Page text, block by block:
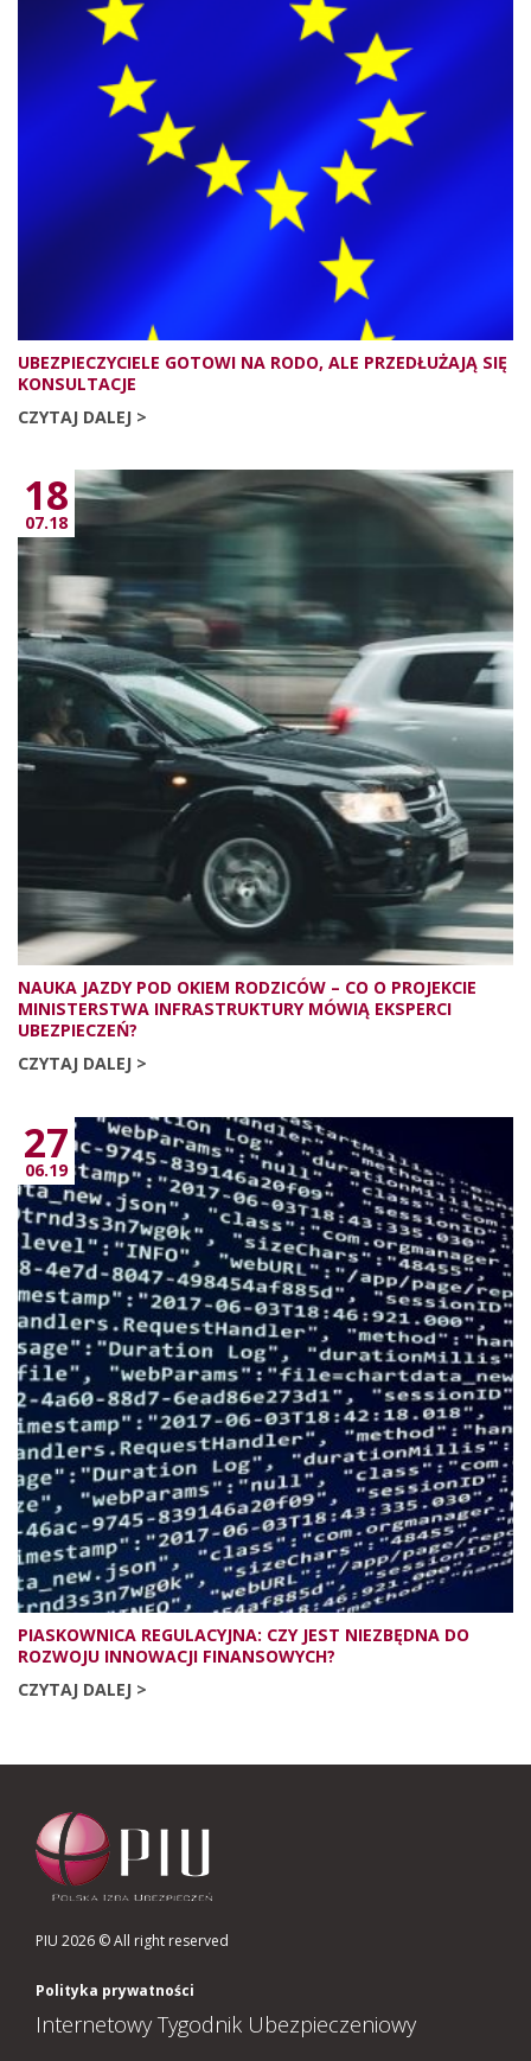
UBEZPIECZYCIELE GOTOWI NA RODO, ALE PRZEDŁUŻAJĄ SIĘ
KONSULTACJE
CZYTAJ DALEJ >
18
07.18
NAUKA JAZDY POD OKIEM RODZICÓW – CO O PROJEKCIE
MINISTERSTWA INFRASTRUKTURY MÓWIĄ EKSPERCI
UBEZPIECZEŃ?
CZYTAJ DALEJ >
27
06.19
PIASKOWNICA REGULACYJNA: CZY JEST NIEZBĘDNA DO
ROZWOJU INNOWACJI FINANSOWYCH?
CZYTAJ DALEJ >
PIU 2026 © All right reserved
Polityka prywatności
Internetowy Tygodnik Ubezpieczeniowy